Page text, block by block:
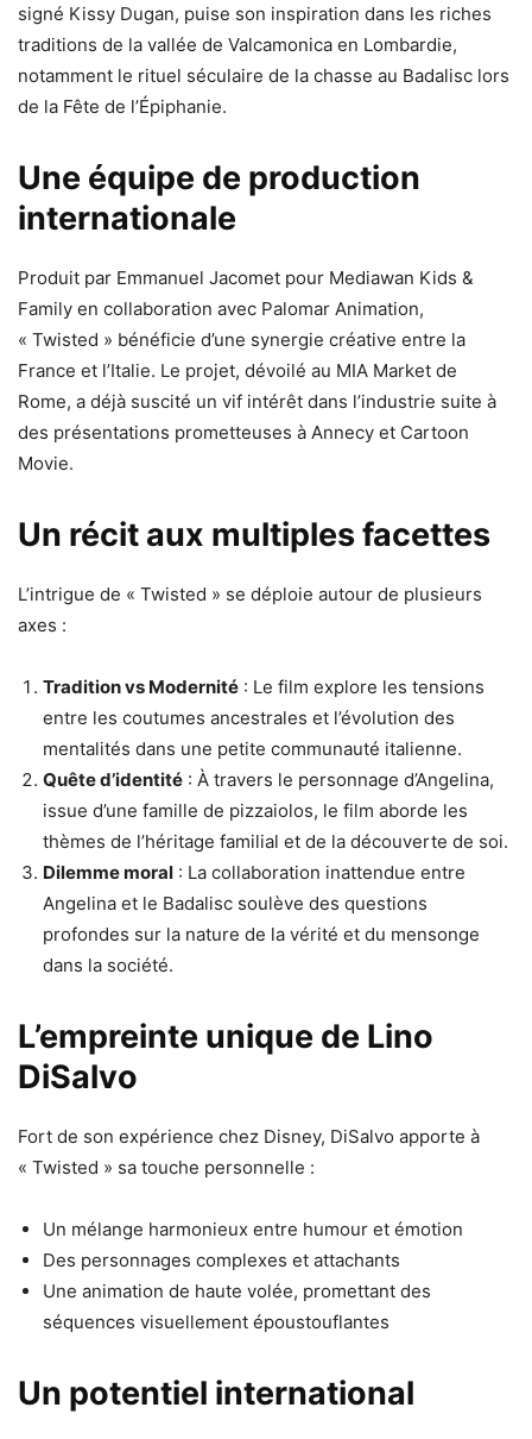
signé Kissy Dugan, puise son inspiration dans les riches
traditions de la vallée de Valcamonica en Lombardie,
notamment le rituel séculaire de la chasse au Badalisc lors
de la Fête de l’Épiphanie.
Une équipe de production
internationale
Produit par Emmanuel Jacomet pour Mediawan Kids &
Family en collaboration avec Palomar Animation,
« Twisted » bénéficie d’une synergie créative entre la
France et l’Italie. Le projet, dévoilé au MIA Market de
Rome, a déjà suscité un vif intérêt dans l’industrie suite à
des présentations prometteuses à Annecy et Cartoon
Movie.
Un récit aux multiples facettes
L’intrigue de « Twisted » se déploie autour de plusieurs
axes :
Tradition vs Modernité : Le film explore les tensions
entre les coutumes ancestrales et l’évolution des
mentalités dans une petite communauté italienne.
Quête d’identité : À travers le personnage d’Angelina,
issue d’une famille de pizzaiolos, le film aborde les
thèmes de l’héritage familial et de la découverte de soi.
Dilemme moral : La collaboration inattendue entre
Angelina et le Badalisc soulève des questions
profondes sur la nature de la vérité et du mensonge
dans la société.
L’empreinte unique de Lino
DiSalvo
Fort de son expérience chez Disney, DiSalvo apporte à
« Twisted » sa touche personnelle :
Un mélange harmonieux entre humour et émotion
Des personnages complexes et attachants
Une animation de haute volée, promettant des
séquences visuellement époustouflantes
Un potentiel international